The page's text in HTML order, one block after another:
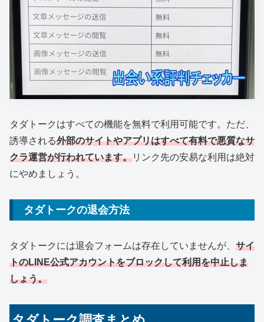
タダトークはすべての機能を無料で利用可能です。ただ、
誘導される外部のサイトやアプリはすべて有料で悪質なサ
クラ運営が行われています。リンク先の安易な利用は絶対
にやめましょう。
タダトークの退会方法
タダトークには退会フォームは存在していませんが、 サイ
トのLINE公式アカウントをブロックして利用を中止しま
しょう。